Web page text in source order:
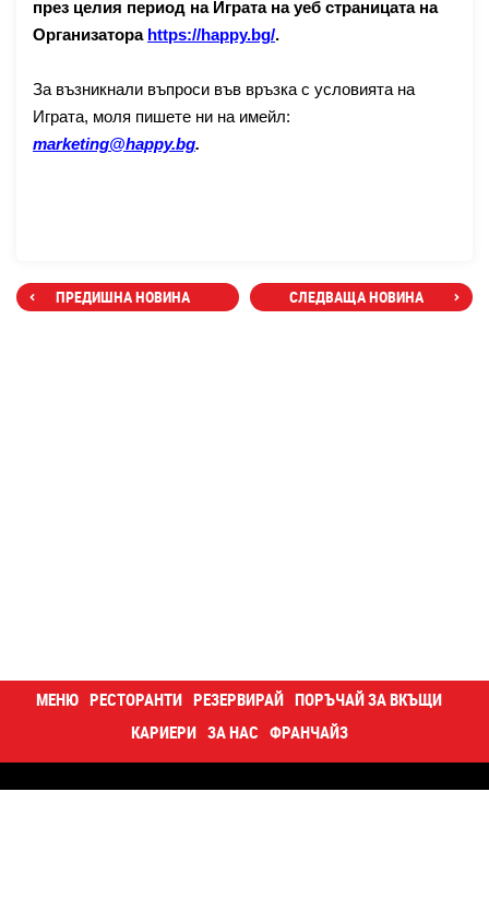
през целия период на Играта на уеб страницата на
Организатора https://happy.bg/.
За възникнали въпроси във връзка с условията на
Играта, моля пишете ни на имейл:
marketing@happy.bg.
ПРЕДИШНА НОВИНА СЛЕДВАЩА НОВИНА
МЕНЮ РЕСТОРАНТИ РЕЗЕРВИРАЙ ПОРЪЧАЙ ЗА ВКЪЩИ
КАРИЕРИ ЗА НАС ФРАНЧАЙЗ